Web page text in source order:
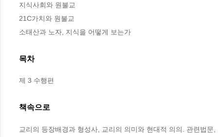
지식사회와 원불교
21C가치와 원불교
소태산과 노자, 지식을 어떻게 보는가
목차
제 3 수행편
책속으로
교리의 등장배경과 형성사, 교리의 의미와 현대적 의의. 관련법